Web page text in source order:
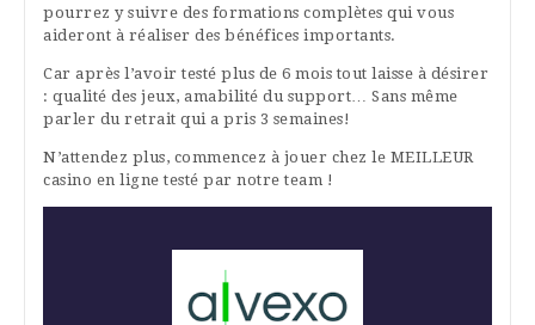
pourrez y suivre des formations complètes qui vous
aideront à réaliser des bénéfices importants.
Car après l’avoir testé plus de 6 mois tout laisse à désirer
: qualité des jeux, amabilité du support… Sans même
parler du retrait qui a pris 3 semaines!
N’attendez plus, commencez à jouer chez le MEILLEUR
casino en ligne testé par notre team !